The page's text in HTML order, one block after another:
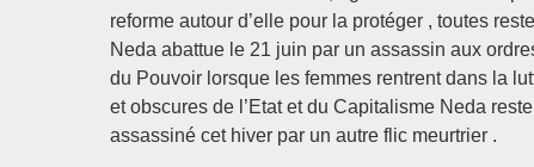
reforme autour d’elle pour la protéger , toutes
Neda abattue le 21 juin par un assassin aux
du Pouvoir lorsque les femmes rentrent dans la
et obscures de l’Etat et du Capitalisme Neda
assassiné cet hiver par un autre flic meurtrier .